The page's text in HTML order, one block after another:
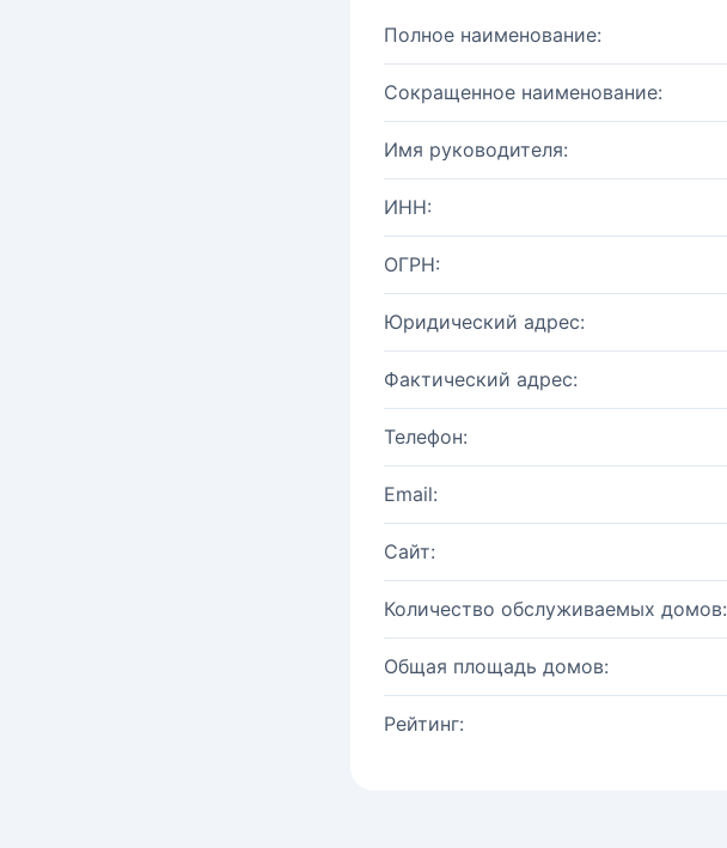
Полное наименование:
Сокращенное наименование:
Имя руководителя:
ИНН:
ОГРН:
Юридический адрес:
Фактический адрес:
Телефон:
Email:
Сайт:
Количество обслуживаемых домов:
Общая площадь домов:
Рейтинг: